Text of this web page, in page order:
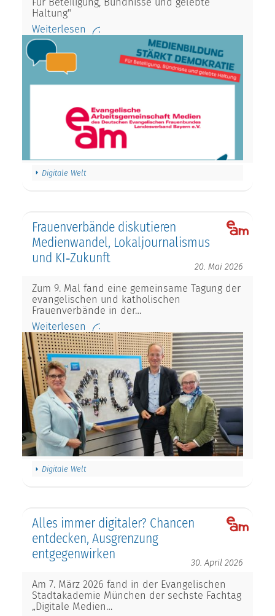
Für Beteiligung, Bündnisse und gelebte
Haltung"
Weiterlesen
Digitale Welt
Frauenverbände diskutieren
Medienwandel, Lokaljournalismus
und KI‑Zukunft
20. Mai 2026
Zum 9. Mal fand eine gemeinsame Tagung der
evangelischen und katholischen
Frauenverbände in der…
Weiterlesen
Digitale Welt
Alles immer digitaler? Chancen
entdecken, Ausgrenzung
entgegenwirken
30. April 2026
Am 7. März 2026 fand in der Evangelischen
Stadtakademie München der sechste Fachtag
„Digitale Medien…